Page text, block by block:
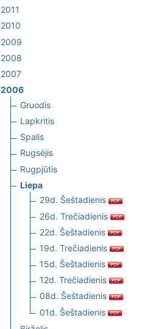
2011
2010
2009
2008
2007
2006
Gruodis
Lapkritis
Spalis
Rugsėjis
Rugpjūtis
Liepa
29d. Šeštadienis
26d. Trečiadienis
22d. Šeštadienis
19d. Trečiadienis
15d. Šeštadienis
12d. Trečiadienis
08d. Šeštadienis
01d. Šeštadienis